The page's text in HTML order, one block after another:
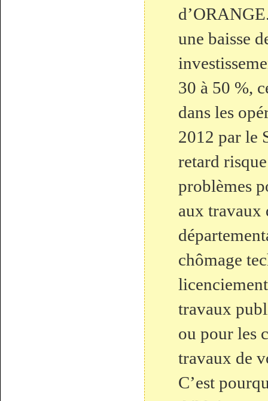
une baisse
30 à 50 %,
dans les
2012 par le
retard
problèmes
aux travaux
chômage
travaux
ou pour les
travaux de
C’est